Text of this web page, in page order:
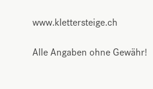
www.klettersteige.ch
Alle Angaben ohne Gewähr!